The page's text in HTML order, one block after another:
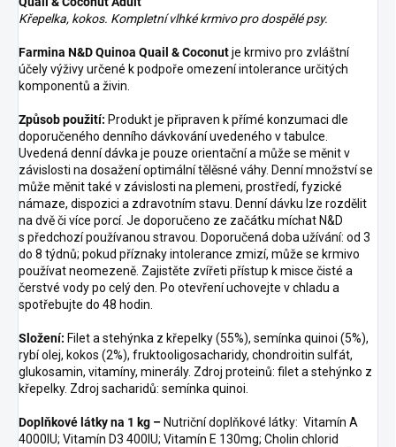
Křepelka, kokos. Kompletní vlhké krmivo pro dospělé psy.
Farmina N&D Quinoa Quail & Coconutje krmivo pro zvláštní
účely výživy určené k podpoře omezení intolerance určitých
komponentů a živin.
Způsob použití: Produkt je připraven k přímé konzumaci dle
doporučeného denního dávkování uvedeného v tabulce.
Uvedená denní dávka je pouze orientační a může se měnit v
závislosti na dosažení optimální tělěsné váhy. Denní množství se
může měnit také v závislosti na plemeni, prostředí, fyzické
námaze, dispozici a zdravotním stavu. Denní dávku lze rozdělit
na dvě či více porcí. Je doporučeno ze začátku míchat N&D
s předchozí používanou stravou. Doporučená doba užívání: od 3
do 8 týdnů; pokud příznaky intolerance zmizí, může se krmivo
používat neomezeně. Zajistěte zvířeti přístup k misce čisté a
čerstvé vody po celý den. Po otevření uchovejte v chladu a
spotřebujte do 48 hodin.
Složení: Filet a stehýnka z křepelky (55%), semínka quinoi (5%),
rybí olej, kokos (2%), fruktooligosacharidy, chondroitin sulfát,
glukosamin, vitamíny, minerály. Zdroj proteinů: filet a stehýnko z
křepelky. Zdroj sacharidů: semínka quinoi.
Doplňkové látky na 1 kg – Nutriční doplňkové látky: Vitamín A
4000IU; Vitamín D3 400IU; Vitamín E 130mg; Cholin chlorid